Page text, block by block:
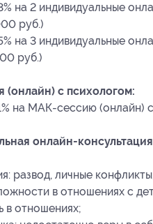
на 2 индивидуальные
руб.)
на 3 индивидуальные
руб.)
(онлайн) с психологом:
на МАК-сессию (онлайн)
онлайн-
развод, личные
в отношениях с
в отношениях;